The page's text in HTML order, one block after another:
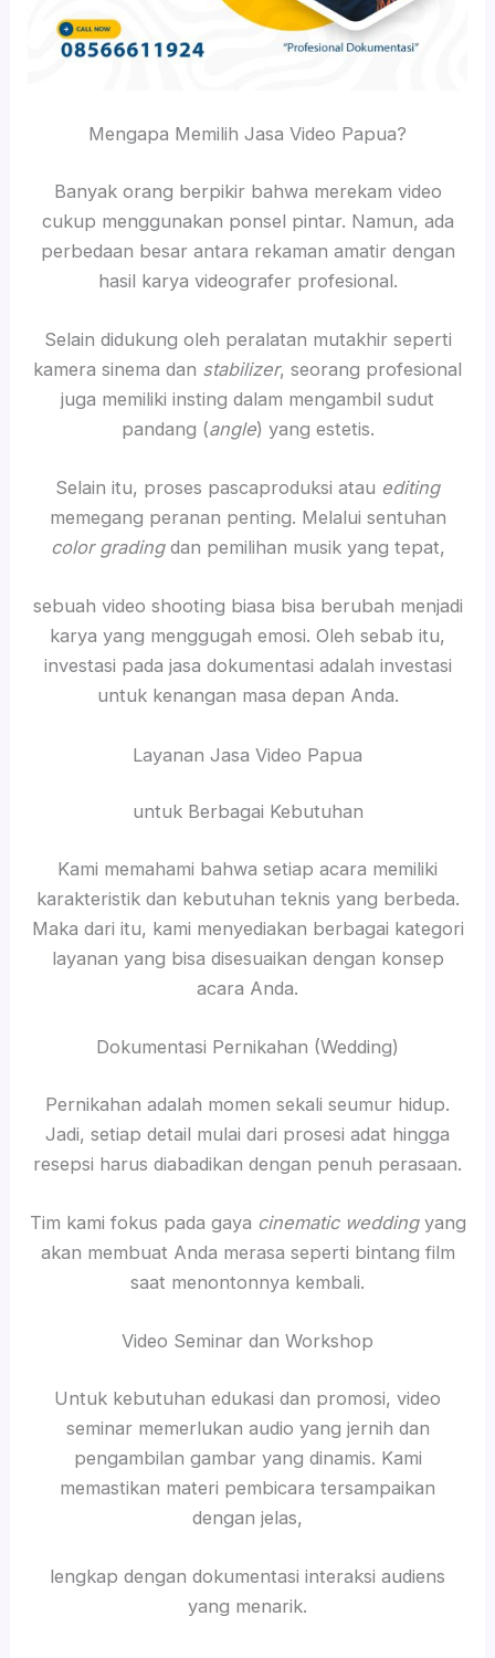
Mengapa Memilih Jasa Video Papua?
Banyak orang berpikir bahwa merekam video
cukup menggunakan ponsel pintar. Namun, ada
perbedaan besar antara rekaman amatir dengan
hasil karya videografer profesional.
Selain didukung oleh peralatan mutakhir seperti
kamera sinema dan stabilizer, seorang profesional
juga memiliki insting dalam mengambil sudut
pandang (angle) yang estetis.
Selain itu, proses pascaproduksi atau editing
memegang peranan penting. Melalui sentuhan
color gradingdan pemilihan musik yang tepat,
sebuah video shooting biasa bisa berubah menjadi
karya yang menggugah emosi. Oleh sebab itu,
investasi pada jasa dokumentasi adalah investasi
untuk kenangan masa depan Anda.
Layanan Jasa Video Papua
untuk Berbagai Kebutuhan
Kami memahami bahwa setiap acara memiliki
karakteristik dan kebutuhan teknis yang berbeda.
Maka dari itu, kami menyediakan berbagai kategori
layanan yang bisa disesuaikan dengan konsep
acara Anda.
Dokumentasi Pernikahan (Wedding)
Pernikahan adalah momen sekali seumur hidup.
Jadi, setiap detail mulai dari prosesi adat hingga
resepsi harus diabadikan dengan penuh perasaan.
Tim kami fokus pada gaya cinematic weddingyang
akan membuat Anda merasa seperti bintang film
saat menontonnya kembali.
Video Seminar dan Workshop
Untuk kebutuhan edukasi dan promosi, video
seminar memerlukan audio yang jernih dan
pengambilan gambar yang dinamis. Kami
memastikan materi pembicara tersampaikan
dengan jelas,
lengkap dengan dokumentasi interaksi audiens
yang menarik.